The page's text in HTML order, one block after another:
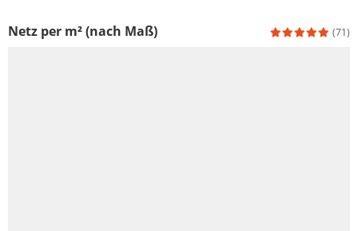
Netz per m² (nach Maß) (71)